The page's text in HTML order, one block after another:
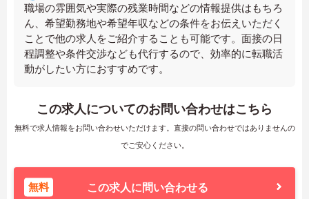
職場の雰囲気や実際の残業時間などの情報提供はもちろ
ん、希望勤務地や希望年収などの条件をお伝えいただく
ことで他の求人をご紹介することも可能です。面接の日
程調整や条件交渉なども代行するので、効率的に転職活
動がしたい方におすすめです。
この求人についてのお問い合わせはこちら
無料で求人情報をお問い合わせいただけます。直接の問い合わせではありませんの
でご安心ください。
無料 この求人に問い合わせる